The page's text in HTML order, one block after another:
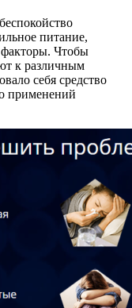
питание,
Чтобы
к различным
себя средство
применений